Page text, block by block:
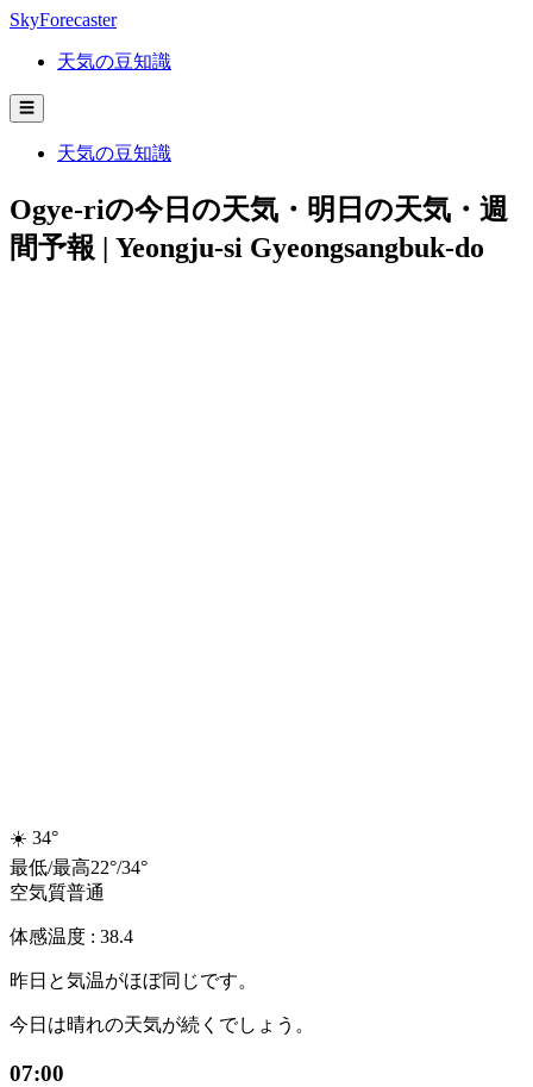
SkyForecaster
天気の豆知識
☰
天気の豆知識
Ogye-riの今日の天気・明日の天気・週
間予報 | Yeongju-si Gyeongsangbuk-do
☀️ 34°
最低/最高22°/34°
空気質普通
体感温度 : 38.4
昨日と気温がほぼ同じです。
今日は晴れの天気が続くでしょう。
07:00